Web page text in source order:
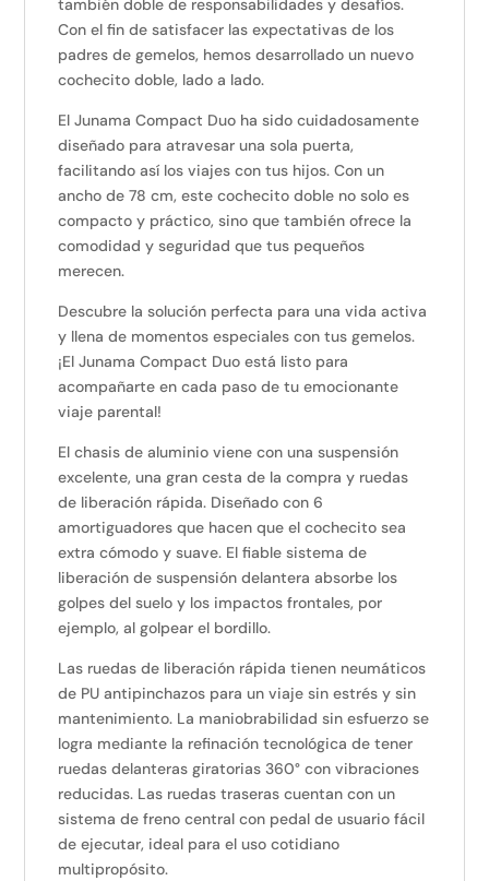
también doble de responsabilidades y desafíos.
Con el fin de satisfacer las expectativas de los
padres de gemelos, hemos desarrollado un nuevo
cochecito doble, lado a lado.
El Junama Compact Duo ha sido cuidadosamente
diseñado para atravesar una sola puerta,
facilitando así los viajes con tus hijos. Con un
ancho de 78 cm, este cochecito doble no solo es
compacto y práctico, sino que también ofrece la
comodidad y seguridad que tus pequeños
merecen.
Descubre la solución perfecta para una vida activa
y llena de momentos especiales con tus gemelos.
¡El Junama Compact Duo está listo para
acompañarte en cada paso de tu emocionante
viaje parental!
El chasis de aluminio viene con una suspensión
excelente, una gran cesta de la compra y ruedas
de liberación rápida. Diseñado con 6
amortiguadores que hacen que el cochecito sea
extra cómodo y suave. El fiable sistema de
liberación de suspensión delantera absorbe los
golpes del suelo y los impactos frontales, por
ejemplo, al golpear el bordillo.
Las ruedas de liberación rápida tienen neumáticos
de PU antipinchazos para un viaje sin estrés y sin
mantenimiento. La maniobrabilidad sin esfuerzo se
logra mediante la refinación tecnológica de tener
ruedas delanteras giratorias 360° con vibraciones
reducidas. Las ruedas traseras cuentan con un
sistema de freno central con pedal de usuario fácil
de ejecutar, ideal para el uso cotidiano
multipropósito.